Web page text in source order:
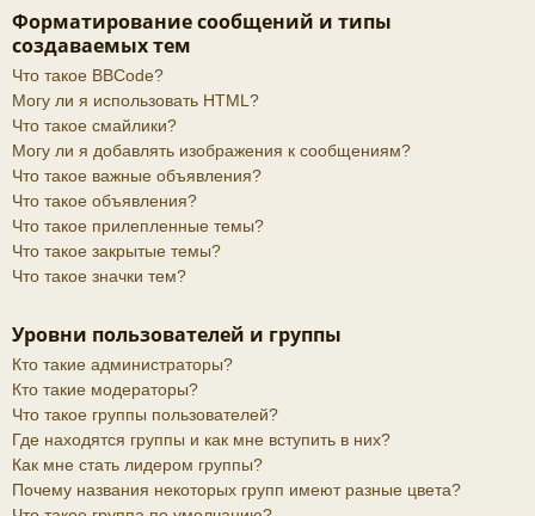
Форматирование сообщений и типы
создаваемых тем
Что такое BBCode?
Могу ли я использовать HTML?
Что такое смайлики?
Могу ли я добавлять изображения к сообщениям?
Что такое важные объявления?
Что такое объявления?
Что такое прилепленные темы?
Что такое закрытые темы?
Что такое значки тем?
Уровни пользователей и группы
Кто такие администраторы?
Кто такие модераторы?
Что такое группы пользователей?
Где находятся группы и как мне вступить в них?
Как мне стать лидером группы?
Почему названия некоторых групп имеют разные цвета?